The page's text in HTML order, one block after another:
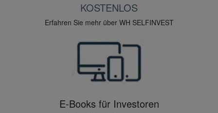
KOSTENLOS
Erfahren Sie mehr über WH SELFINVEST
E-Books für Investoren